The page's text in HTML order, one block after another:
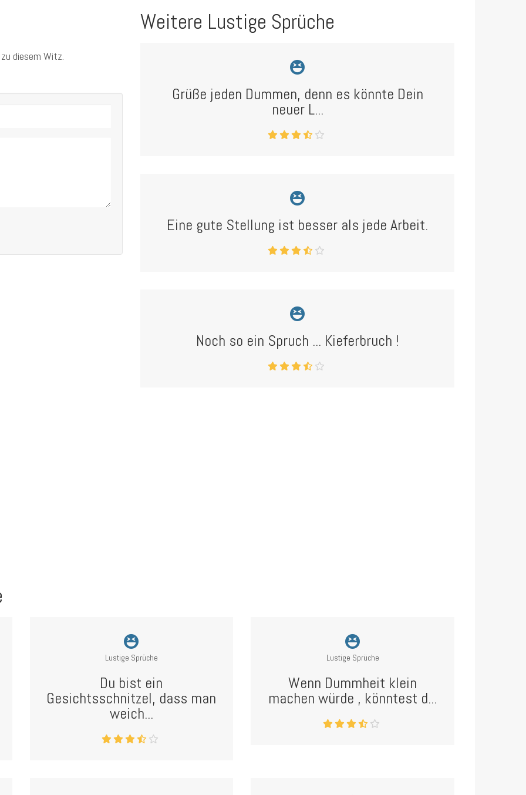
diesem Witz.
Weitere Lustige Sprüche
Grüße jeden Dummen, denn es könnte Dein
neuer L...
Eine gute Stellung ist besser als jede Arbeit.
Noch so ein Spruch ... Kieferbruch !
Lustige Sprüche
Du bist ein
Gesichtsschnitzel, dass man
weich...
Lustige Sprüche
Wenn Dummheit klein
machen würde , könntest d...